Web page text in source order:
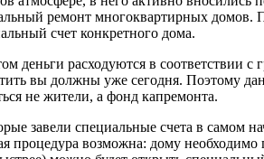
ремонт многоквартирных
счет конкретного дома.
деньги расходуются в
вы должны уже сегодня. Поэтому
не жители, а фонд капремонта.
завели специальные счета в самом
процедура возможна: дому